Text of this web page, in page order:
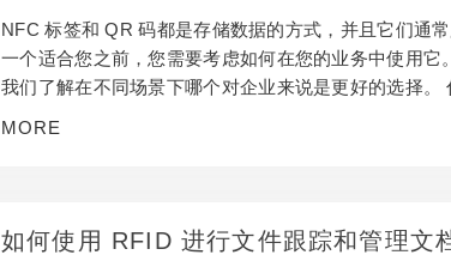
NFC 标签和 QR 码都是存储数据的方式，并且它们通
一个适合您之前，您需要考虑如何在您的业务中使用
我们了解在不同场景下哪个对企业来说是更好的选择
MORE
如何使用 RFID 进行文件跟踪和管理文